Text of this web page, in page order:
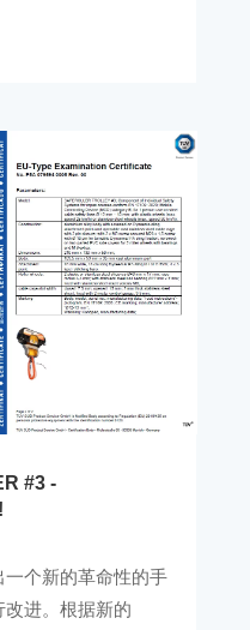
#3 -
个新的革命性的手
进。根据新的